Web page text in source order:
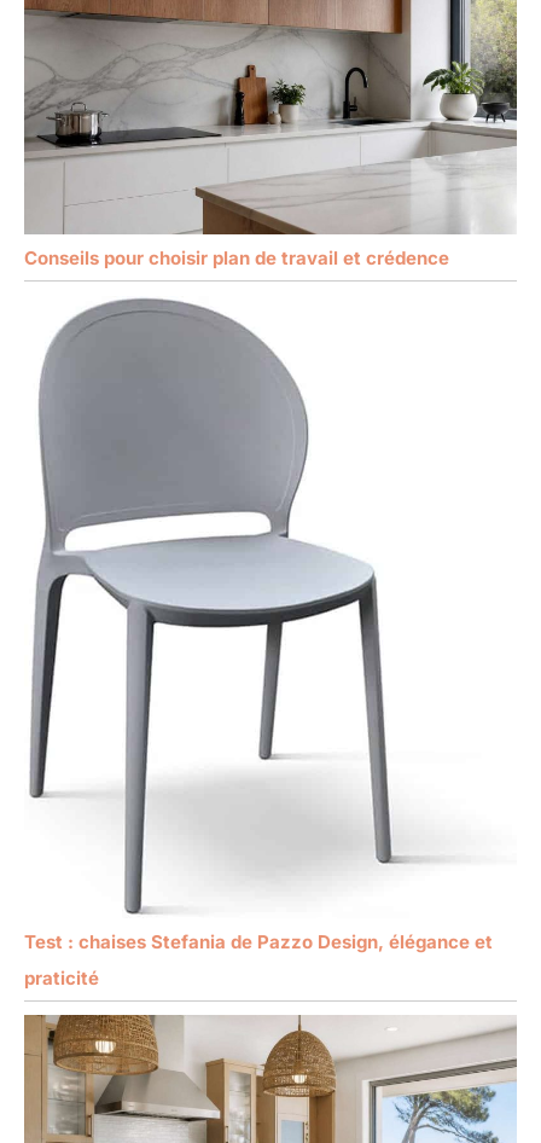
Conseils pour choisir plan de travail et crédence
Test : chaises Stefania de Pazzo Design, élégance et
praticité